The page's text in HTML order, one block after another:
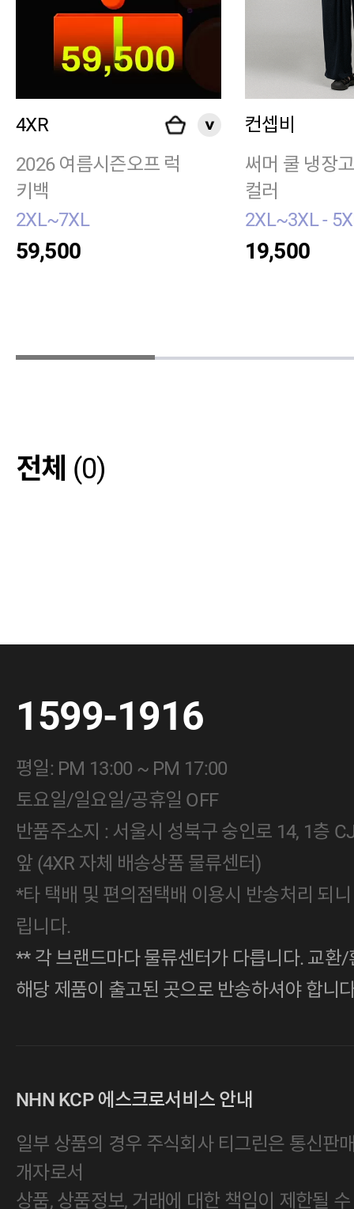
4XR
2026 여름시즌오프 럭
키백
2XL~7XL
59,500
컨셉비
써머 쿨 냉장
컬러
2XL~3XL -
19,500
전체 (0)
1599-1916
평일: PM 13:00 ~ PM 17:00
토요일/일요일/공휴일 OFF
반품주소지 : 서울시 성북구 숭인로 14, 1층
앞 (4XR 자체 배송상품 물류센터)
*타 택배 및 편의점택배 이용시 반송처리 되
립니다.
** 각 브랜드마다 물류센터가 다릅니다. 교환
해당 제품이 출고된 곳으로 반송하셔야 합니
NHN KCP 에스크로서비스 안내
일부 상품의 경우 주식회사 티그린은 통신판
개자로서
상품, 상품정보, 거래에 대한 책임이 제한될